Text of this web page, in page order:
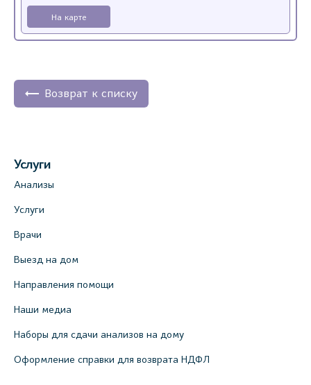
На карте
Возврат к списку
Услуги
Анализы
Услуги
Врачи
Выезд на дом
Направления помощи
Наши медиа
Наборы для сдачи анализов на дому
Оформление справки для возврата НДФЛ